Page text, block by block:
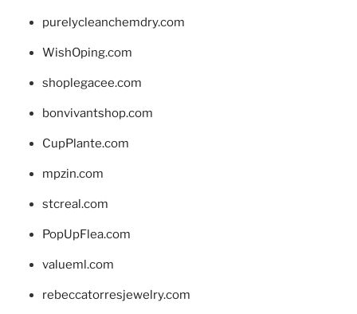
purelycleanchemdry.com
WishOping.com
shoplegacee.com
bonvivantshop.com
CupPlante.com
mpzin.com
stcreal.com
PopUpFlea.com
valueml.com
rebeccatorresjewelry.com